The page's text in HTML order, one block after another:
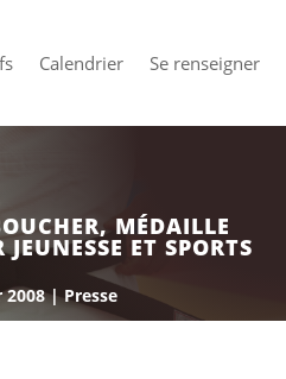
Calendrier Se renseigner
MÉDAILLE
JEUNESSE ET SPORTS
2008|Presse